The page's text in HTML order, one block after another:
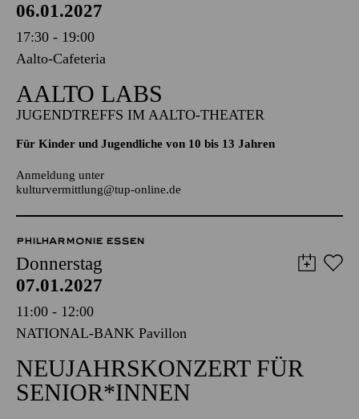
Aalto-Cafeteria
AALTO LABS
Für Kinder und Jugendliche von 10 bis 13 Jahren
kulturvermittlung@tup-online.de
PHILHARMONIE ESSEN
Donnerstag
07.01.2027
11:00 - 12:00
NATIONAL-BANK Pavillon
NEUJAHRSKONZERT FÜR
SENIOR*INNEN
Veranstalter: Eine Kooperation der Philharmonie Essen mit
dem Regionalbüro Alter, Pflege und Demenz Region